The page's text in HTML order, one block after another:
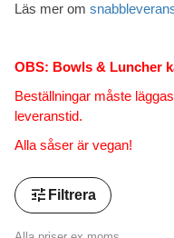
Läs mer om
OBS: Bowls & Luncher
Beställningar måste
leveranstid.
Alla såser är vegan!
tune Filtrera